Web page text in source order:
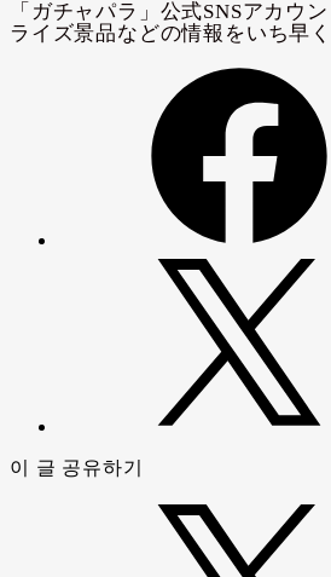
이 글 공유하기